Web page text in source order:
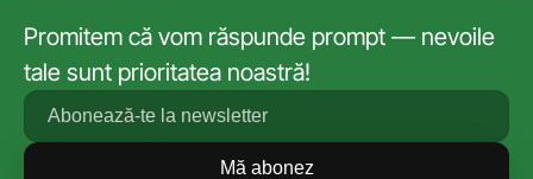
Promitem că vom răspunde prompt — nevoile
tale sunt prioritatea noastră!
Mă abonez